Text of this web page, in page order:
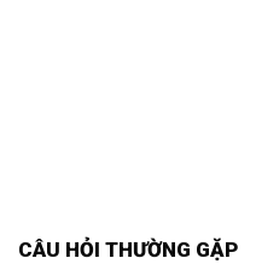
CÂU HỎI THƯỜNG GẶP